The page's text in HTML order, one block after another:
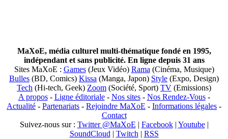
MaXoE, média culturel multi-thématique fondé en 1995,
indépendant et sans publicité. En ligne depuis 31 ans
Sites MaXoE : Games(Jeux Vidéo) Rama (Cinéma, Musique)
Bulles (BD, Comics) Kissa (Manga, Japon) Style (Expo, Design)
Tech (Hi-tech, Geek) Zoom (Société, Sport) TV (Emissions)
A propos- Ligne éditoriale- Nos sites- Nos Rendez-Vous-
Actualité - Partenariats - Rejoindre MaXoE - Informations légales -
Contact
Suivez-nous sur : Twitter @MaXoE | Facebook| Youtube|
SoundCloud | Twitch | RSS